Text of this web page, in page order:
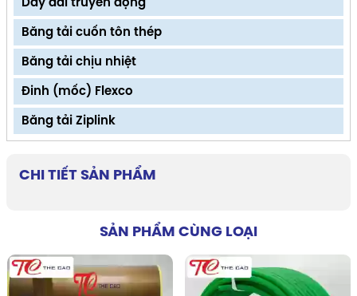
Dây đai truyền động
Băng tải cuốn tôn thép
Băng tải chịu nhiệt
Đinh (mốc) Flexco
Băng tải Ziplink
CHI TIẾT SẢN PHẨM
SẢN PHẨM CÙNG LOẠI